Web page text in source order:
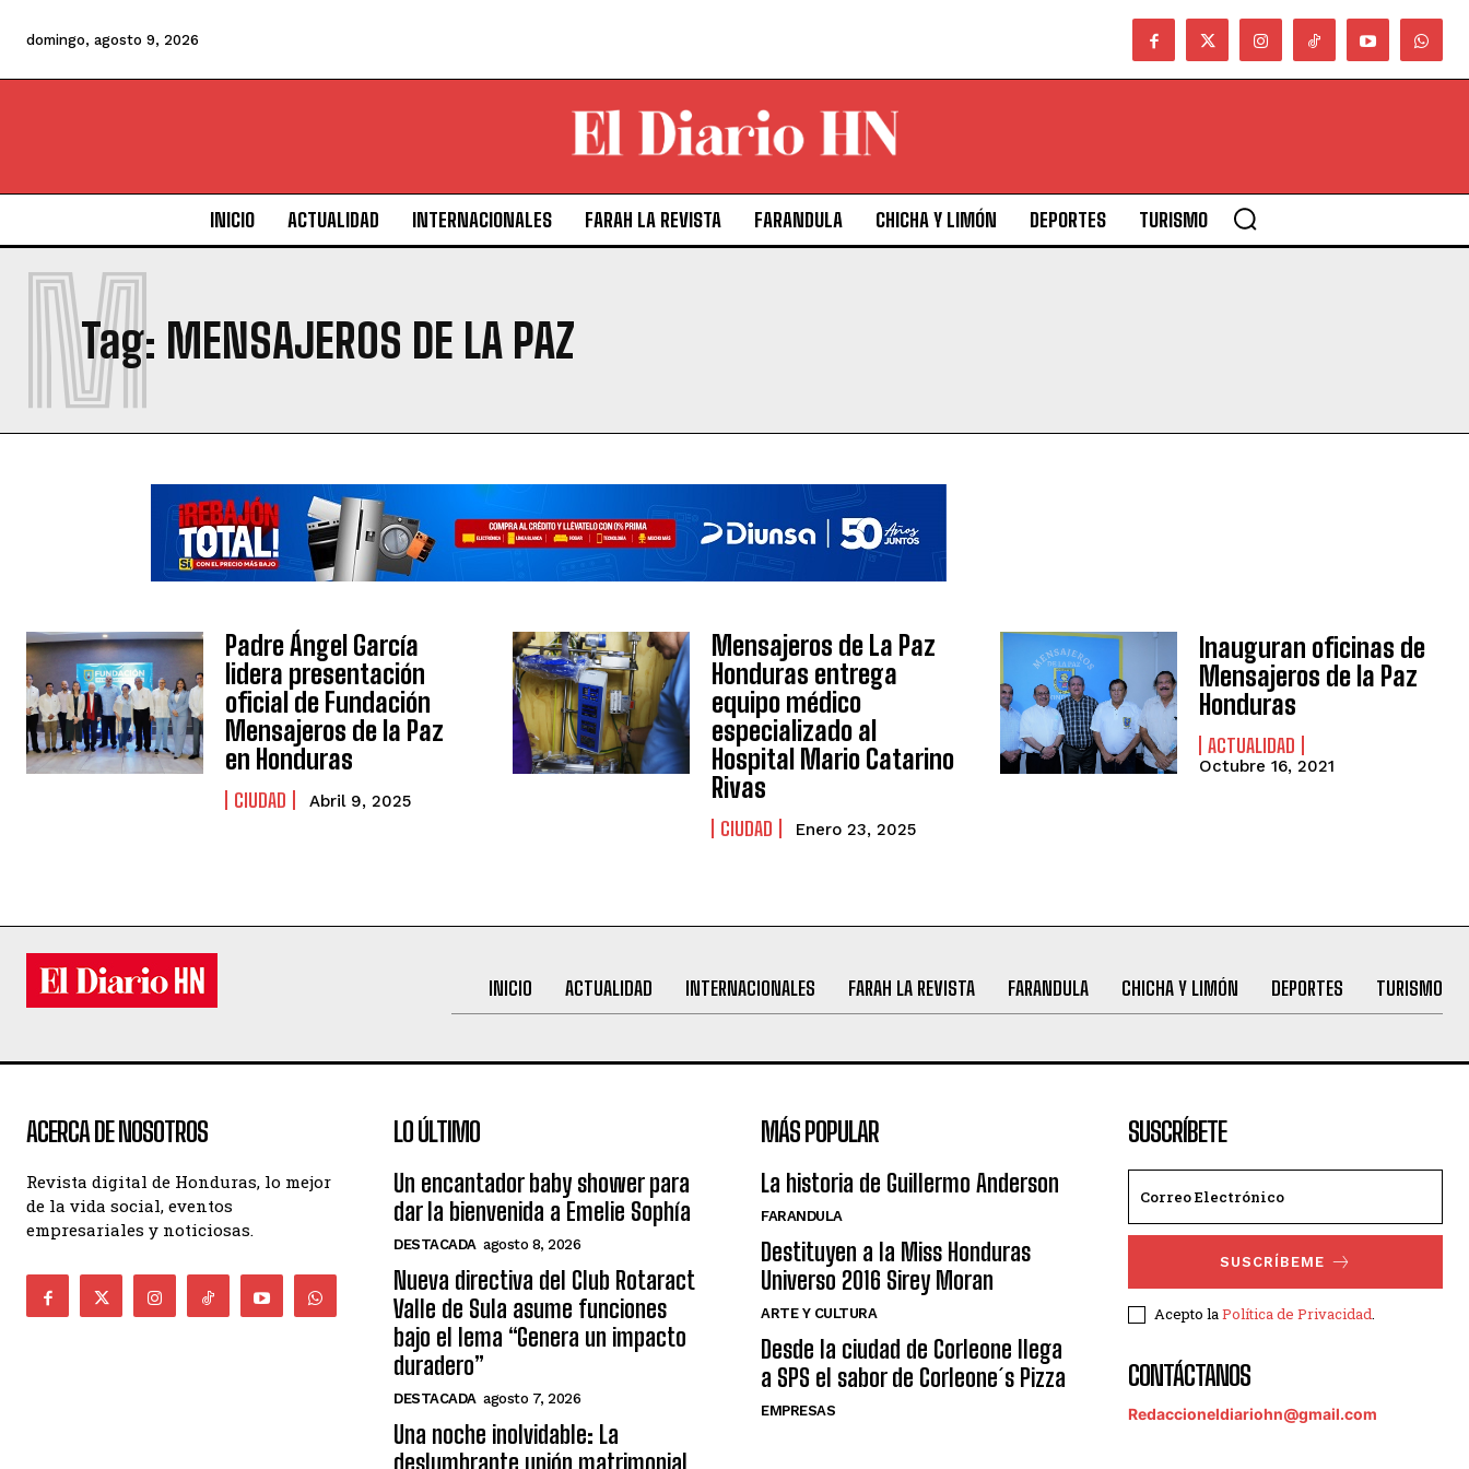
domingo, agosto 9, 2026
INICIO ACTUALIDAD INTERNACIONALES FARAH LA REVISTA FARANDULA CHICHA Y LIMÓN DEPORTES TURISMO
Tag: MENSAJEROS DE LA PAZ
M
Padre Ángel García
lidera presentación
oficial de Fundación
Mensajeros de la Paz
en Honduras
CIUDAD Abril 9, 2025
Mensajeros de La Paz
Honduras entrega
equipo médico
especializado al
Hospital Mario Catarino
Rivas
CIUDAD Enero 23, 2025
Inauguran oficinas de
Mensajeros de la Paz
Honduras
ACTUALIDAD
Octubre 16, 2021
INICIO ACTUALIDAD INTERNACIONALES FARAH LA REVISTA FARANDULA CHICHA Y LIMÓN DEPORTES TURISMO
ACERCA DE NOSOTROS
Revista digital de Honduras, lo mejor
de la vida social, eventos
empresariales y noticiosas.
LO ÚLTIMO
Un encantador baby shower para
dar la bienvenida a Emelie Sophía
DESTACADA agosto 8, 2026
Nueva directiva del Club Rotaract
Valle de Sula asume funciones
bajo el lema “Genera un impacto
duradero”
DESTACADA agosto 7, 2026
Una noche inolvidable: La
MÁS POPULAR
La historia de Guillermo Anderson
FARANDULA
Destituyen a la Miss Honduras
Universo 2016 Sirey Moran
ARTE Y CULTURA
Desde la ciudad de Corleone llega
a SPS el sabor de Corleone´s Pizza
EMPRESAS
SUSCRÍBETE
SUSCRÍBEME
Acepto laPolítica de Privacidad.
CONTÁCTANOS
Redaccioneldiariohn@gmail.com